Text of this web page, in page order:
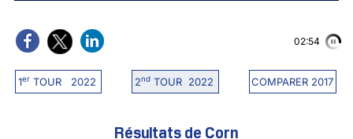
1erTOUR 2022 2ndTOUR 2022 COMPARER 2017
02:54
Résultats de Corn